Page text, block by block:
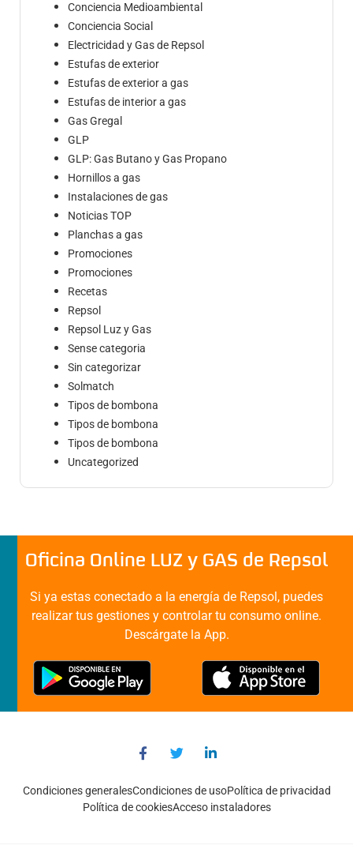
Conciencia Medioambiental
Conciencia Social
Electricidad y Gas de Repsol
Estufas de exterior
Estufas de exterior a gas
Estufas de interior a gas
Gas Gregal
GLP
GLP: Gas Butano y Gas Propano
Hornillos a gas
Instalaciones de gas
Noticias TOP
Planchas a gas
Promociones
Promociones
Recetas
Repsol
Repsol Luz y Gas
Sense categoria
Sin categorizar
Solmatch
Tipos de bombona
Tipos de bombona
Tipos de bombona
Uncategorized
Oficina Online LUZ y GAS de Repsol
Si ya estas conectado a la energía de Repsol, puedes
realizar tus gestiones y controlar tu consumo online.
Descárgate la App.
Condiciones generalesCondiciones de usoPolítica de privacidad
Política de cookiesAcceso instaladores